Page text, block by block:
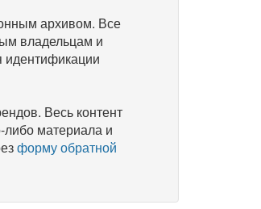
архивом. Все
владельцам и
идентификации
Весь контент
либо материала и
форму обратной